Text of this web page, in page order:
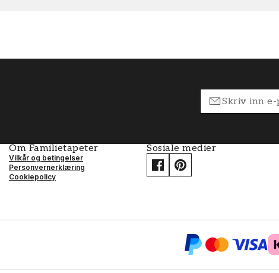
Om Familietapeter
Vilkår og betingelser
Personvernerklæring
Cookiepolicy
Sosiale medier